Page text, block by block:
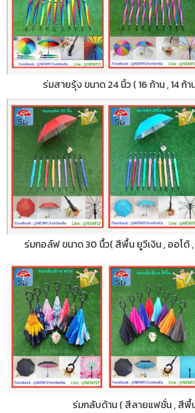
ร่มสายรุ้ง ขนาด 24 นิ้ว ( 16 ก้าน , 14 ก้
ร่มกอล์ฟ ขนาด 30 นื้ว( สีพื้น ยูวีเงิน , ออโต้ ,
ร่มกลับด้าน ( สีลายแฟชั่น , สีพื้